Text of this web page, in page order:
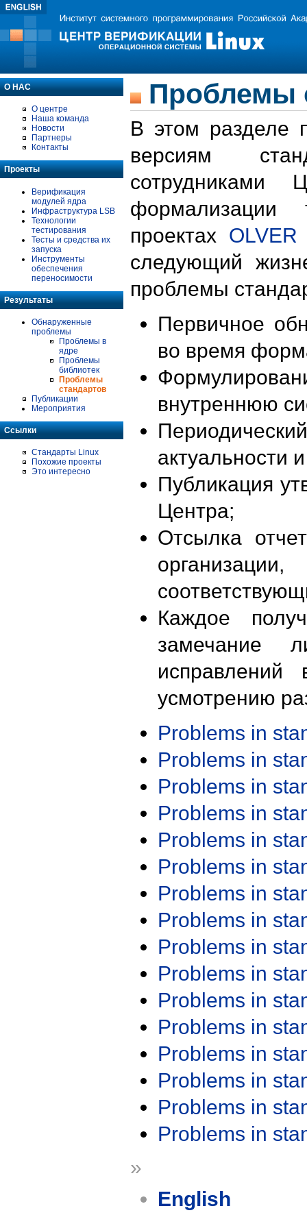
О НАС
О центре
Наша команда
Новости
Партнеры
Контакты
Проекты
Верификация
модулей ядра
Инфраструктура LSB
Технологии
тестирования
Тесты и средства их
запуска
Инструменты
обеспечения
переносимости
Результаты
Обнаруженные
проблемы
Проблемы в
ядре
Проблемы
библиотек
Проблемы
стандартов
Публикации
Мероприятия
Ссылки
Стандарты Linux
Похожие проекты
Это интересно
Проблемы
В этом разделе
версиям
формализации
проектах OLVER
следующий
проблемы
Первичное
во время
внутреннюю
актуальности
Публикация
Центра;
Отсылка
Каждое
замечание
исправлений
усмотрению
Problems in
Problems in
Problems in
Problems in
Problems in
Problems in
Problems in
Problems in
Problems in
Problems in
Problems in
Problems in
Problems in
Problems in
Problems in
Problems in
»
English